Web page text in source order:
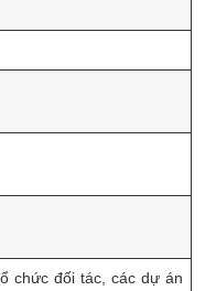
chức đối tác, các dự án